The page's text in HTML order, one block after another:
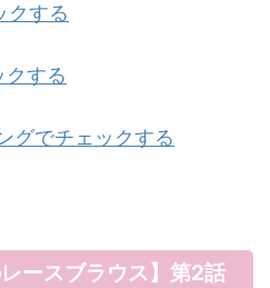
クする
する
グでチェックする
レースブラウス】第2話